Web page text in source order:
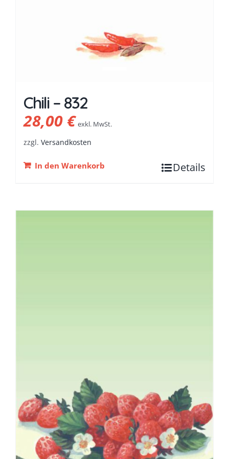
Chili – 832
28,00€ exkl. MwSt.
zzgl. Versandkosten
In den Warenkorb Details